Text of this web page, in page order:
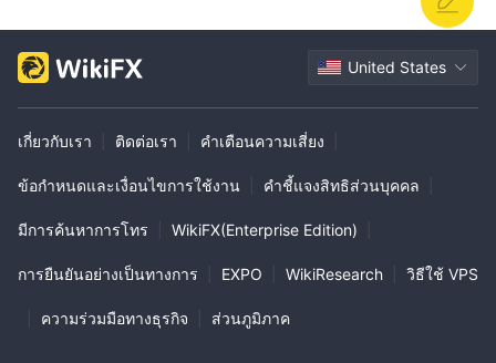
United States
เกี่ยวกับเรา ติดต่อเรา คำเตือนความเสี่ยง
ข้อกำหนดและเงื่อนไขการใช้งาน คำชี้แจงสิทธิส่วนบุคคล
มีการค้นหาการโทร WikiFX(Enterprise Edition)
การยืนยันอย่างเป็นทางการ EXPO WikiResearch วิธีใช้ VPS
ความร่วมมือทางธุรกิจ ส่วนภูมิภาค